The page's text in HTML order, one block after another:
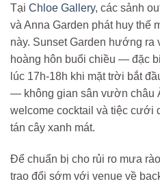
Tại Chloe Gallery, các sảnh
và Anna Garden phát huy thế
này. Sunset Garden hướng ra
hoàng hôn buổi chiều — đặc
lúc 17h-18h khi mặt trời bắt
— không gian sân vườn châu
welcome cocktail và tiệc cưới
tán cây xanh mát.
Để chuẩn bị cho rủi ro mưa
trao đổi sớm với venue về